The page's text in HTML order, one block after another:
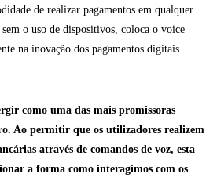
de realizar pagamentos em qualquer
o uso de dispositivos, coloca o voice
na inovação dos pagamentos digitais.
como uma das mais promissoras
Ao permitir que os utilizadores realizem
através de comandos de voz, esta
a forma como interagimos com os